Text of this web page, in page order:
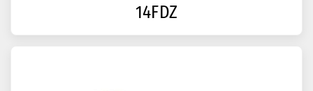
14FDZ